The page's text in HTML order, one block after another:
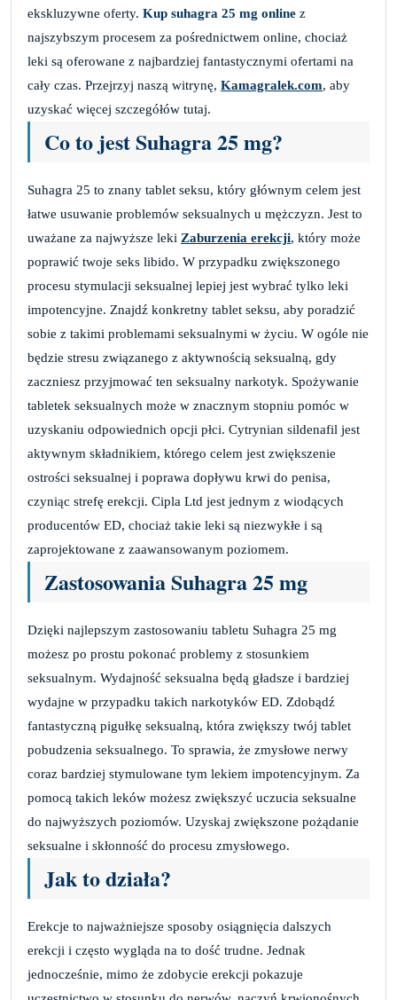
ekskluzywne oferty. Kup suhagra 25 mg online z
najszybszym procesem za pośrednictwem online, chociaż
leki są oferowane z najbardziej fantastycznymi ofertami na
cały czas. Przejrzyj naszą witrynę, Kamagralek.com, aby
uzyskać więcej szczegółów tutaj.
Co to jest Suhagra 25 mg?
Suhagra 25 to znany tablet seksu, który głównym celem jest
łatwe usuwanie problemów seksualnych u mężczyzn. Jest to
uważane za najwyższe leki Zaburzenia erekcji, który może
poprawić twoje seks libido. W przypadku zwiększonego
procesu stymulacji seksualnej lepiej jest wybrać tylko leki
impotencyjne. Znajdź konkretny tablet seksu, aby poradzić
sobie z takimi problemami seksualnymi w życiu. W ogóle nie
będzie stresu związanego z aktywnością seksualną, gdy
zaczniesz przyjmować ten seksualny narkotyk. Spożywanie
tabletek seksualnych może w znacznym stopniu pomóc w
uzyskaniu odpowiednich opcji płci. Cytrynian sildenafil jest
aktywnym składnikiem, którego celem jest zwiększenie
ostrości seksualnej i poprawa dopływu krwi do penisa,
czyniąc strefę erekcji. Cipla Ltd jest jednym z wiodących
producentów ED, chociaż takie leki są niezwykłe i są
zaprojektowane z zaawansowanym poziomem.
Zastosowania Suhagra 25 mg
Dzięki najlepszym zastosowaniu tabletu Suhagra 25 mg
możesz po prostu pokonać problemy z stosunkiem
seksualnym. Wydajność seksualna będą gładsze i bardziej
wydajne w przypadku takich narkotyków ED. Zdobądź
fantastyczną pigułkę seksualną, która zwiększy twój tablet
pobudzenia seksualnego. To sprawia, że ​​zmysłowe nerwy
coraz bardziej stymulowane tym lekiem impotencyjnym. Za
pomocą takich leków możesz zwiększyć uczucia seksualne
do najwyższych poziomów. Uzyskaj zwiększone pożądanie
seksualne i skłonność do procesu zmysłowego.
Jak to działa?
Erekcje to najważniejsze sposoby osiągnięcia dalszych
erekcji i często wygląda na to dość trudne. Jednak
jednocześnie, mimo że zdobycie erekcji pokazuje